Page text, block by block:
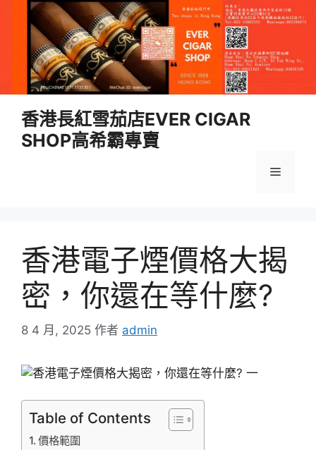
香港長紅雪茄店EVER CIGAR
SHOP高希霸專賣
選
香港電子煙價格大揭
密，你還在等什麼?
8 4 月, 2025 作者 admin
Table of Contents
價格範圍